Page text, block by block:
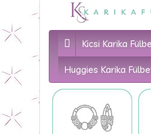
Kicsi Karika
Huggies Karika